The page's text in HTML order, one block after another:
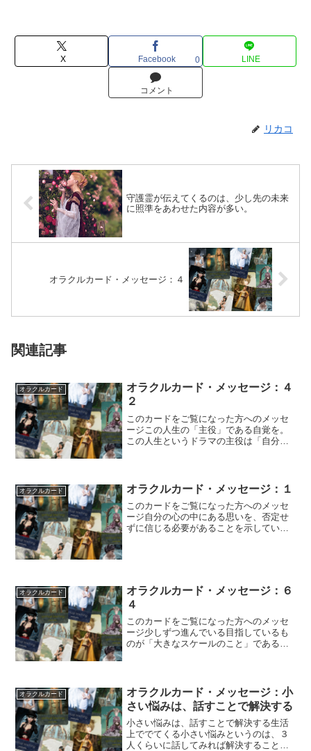
X Facebook 0 LINE
コメント
リカコ
守護霊が伝えてくるのは、少し先の未来
に照準をあわせた内容が多い。
オラクルカード・メッセージ：４
関連記事
オラクルカード
オラクルカード・メッセージ：４
２
このカードをご覧になった方へのメッセ
ージこの人生の「主役」である自覚を。
この人生というドラマの主役は「自分自
オラクルカード オラクルカード・メッセージ：１
このカードをご覧になった方へのメッセ
ージ自分の心の中にある思いを、否定せ
ずに信じる必要があることを示していま
オラクルカード
オラクルカード・メッセージ：６
４
このカードをご覧になった方へのメッセ
ージ少しずつ進んでいる目指しているも
のが「大きなスケールのこと」であるほ
オラクルカード
オラクルカード・メッセージ：小
さい悩みは、話すことで解決する
小さい悩みは、話すことで解決する生活
上ででてくる小さい悩みというのは、３
人くらいに話してみれば解決することが